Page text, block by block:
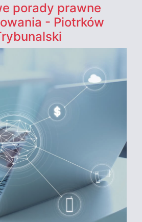
porady prawne
- Piotrków